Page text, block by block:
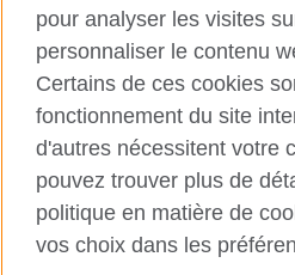
Communiquez avec nous
TikTok
British Council global
Conditions d’utilisation et protection
pour analyser les visites
personnaliser le contenu
Certains de ces cookies
fonctionnement du site
d'autres nécessitent votre
pouvez trouver plus de
politique en matière de
vos choix dans les